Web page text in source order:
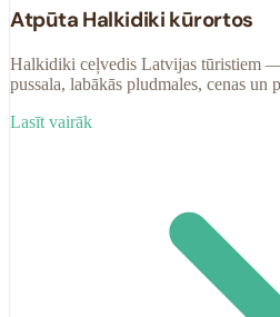
Atpūta Halkidiki kūrortos
Halkidiki ceļvedis Latvijas tūristiem
pussala, labākās pludmales, cenas un
Lasīt vairāk